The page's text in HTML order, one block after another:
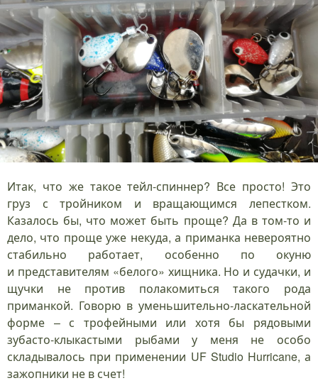
Итак, что же такое тейл-спиннер? Все просто! Это
груз с тройником и вращающимся лепестком.
Казалось бы, что может быть проще? Да в том-то и
дело, что проще уже некуда, а приманка невероятно
стабильно работает, особенно по окуню
и представителям «белого» хищника. Но и судачки, и
щучки не против полакомиться такого рода
приманкой. Говорю в уменьшительно-ласкательной
форме – с трофейными или хотя бы рядовыми
зубасто-клыкастыми рыбами у меня не особо
складывалось при применении UF Studio Hurricane, а
зажопники не в счет!